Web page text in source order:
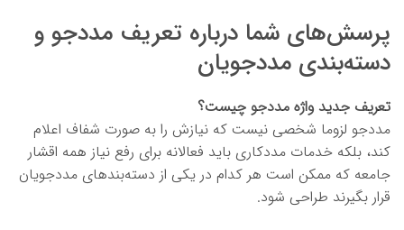
پرسش‌های شما درباره تعریف مددجو و
دسته‌بندی مددجویان
تعریف جدید واژه مددجو چیست؟
مددجو لزوما شخصی نیست که نیازش را به صورت شفاف اعلام
کند، بلکه خدمات مددکاری باید فعالانه برای رفع نیاز همه اقشار
جامعه که ممکن است هر کدام در یکی از دسته‌بندهای مددجویان
قرار بگیرند طراحی شود.